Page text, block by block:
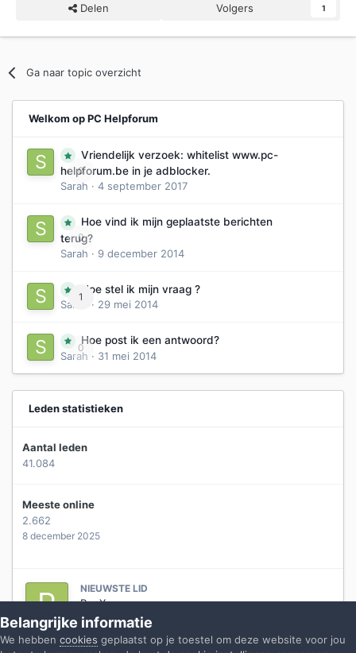
Delen Volgers 1
Ga naar topic overzicht
Welkom op PC Helpforum
0
Vriendelijk verzoek: whitelist www.pc-
helpforum.be in je adblocker.
Sarah · 4 september 2017
0
Hoe vind ik mijn geplaatste berichten
terug?
Sarah · 9 december 2014
1
Hoe stel ik mijn vraag ?
Sarah
· 29 mei 2014
0
Hoe post ik een antwoord?
Sarah · 31 mei 2014
Leden statistieken
Aantal leden
41.084
Meeste online
2.662
8 december 2025
NIEUWSTE LID
RenX
Registratiedatum
Belangrijke informatie
We hebben cookies geplaatst op je toestel om deze website voor jou